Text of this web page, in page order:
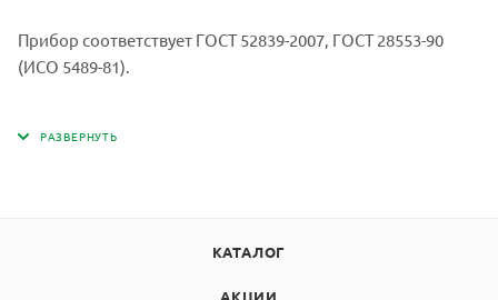
Прибор соответствует ГОСТ 52839-2007, ГОСТ 28553-90
(ИСО 5489-81).
КАТАЛОГ
АКЦИИ